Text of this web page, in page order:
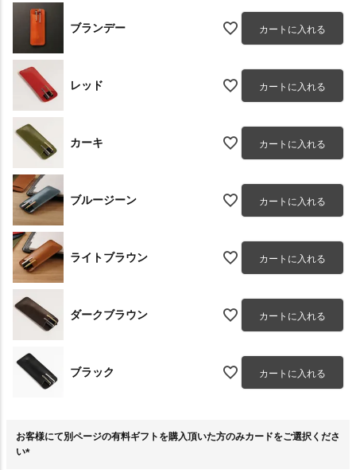
ブランデー カートに入れる
レッド カートに入れる
カーキ カートに入れる
ブルージーン カートに入れる
ライトブラウン カートに入れる
ダークブラウン カートに入れる
ブラック カートに入れる
お客様にて別ページの有料ギフトを購入頂いた方のみカードをご選択くださ
い